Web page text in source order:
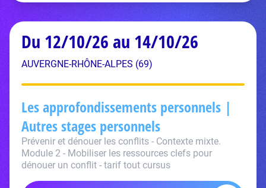
Du 12/10/26 au 14/10/26
AUVERGNE-RHÔNE-ALPES (69)
Les approfondissements personnels |
Autres stages personnels
Prévenir et dénouer les conflits - Contexte mixte.
Module 2 - Mobiliser les ressources clefs pour
dénouer un conflit - tarif tout cursus